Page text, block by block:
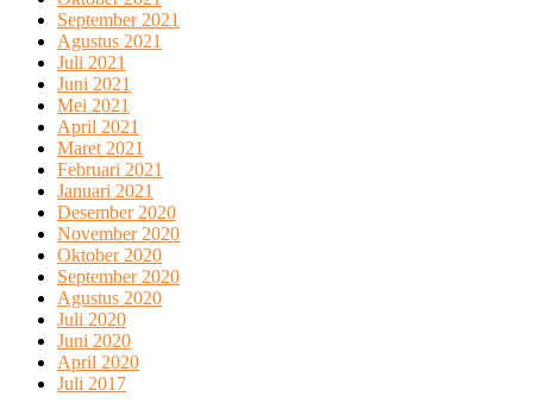
September 2021
Agustus 2021
Juli 2021
Juni 2021
Mei 2021
April 2021
Maret 2021
Februari 2021
Januari 2021
Desember 2020
November 2020
Oktober 2020
September 2020
Agustus 2020
Juli 2020
Juni 2020
April 2020
Juli 2017